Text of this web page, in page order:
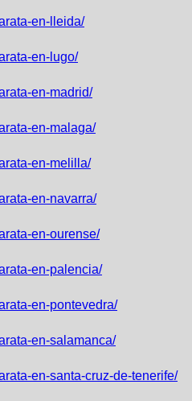
en-lleida/
en-lugo/
en-madrid/
en-malaga/
en-melilla/
en-navarra/
en-ourense/
en-palencia/
en-pontevedra/
en-salamanca/
en-santa-cruz-de-tenerife/